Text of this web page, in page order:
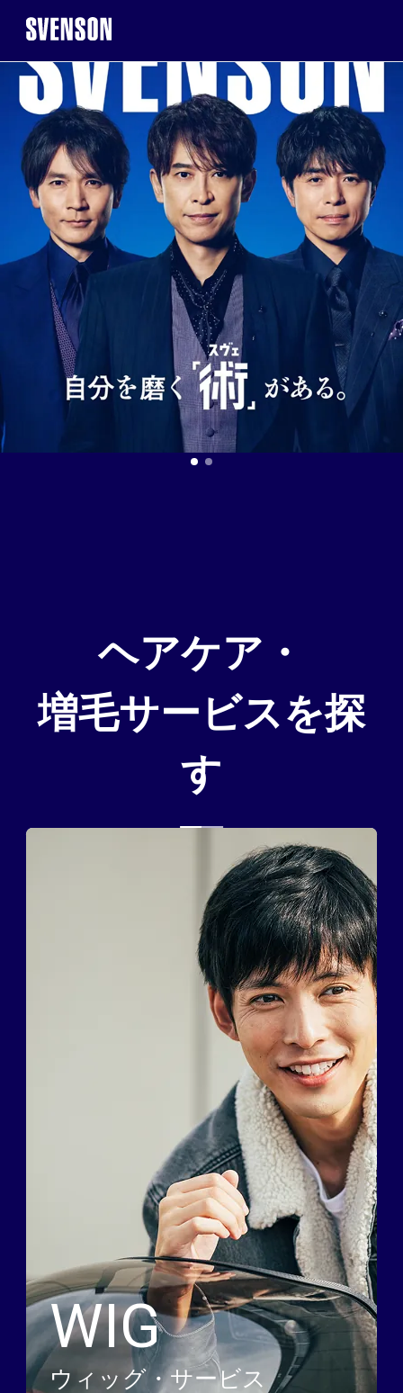
まずは無料相談を。お気軽にご来店くだ
※お電話で髪に関するご相談やご予約も可能です
0120-17-7109
2回目以降のご来店について
製品・サービスから探す
ウィッグ・サービス
エクステ・サービス
カット/ケア/コーティング・サービス
髪の悩みから探す
無料相談・お試し体験
スヴェンソンのこだわり
Q&A 資料請求 WEBカタログ
まずは無料相談を。お気軽にご来店くだ
※お電話で髪に関するご相談やご予約も可能です
0120-17-7109
まずは無料相談を。お気軽にご来店くだ
製品・サービスから探す
ウィッグ・サービス
エクステ・サービス
カット/ケア/コーティング・サービス
髪の悩みから探す
無料相談・お試し体験
スヴェンソンのこだわり
Q&A 資料請求 WEBカタログ
ヘアケア・
増毛サービスを探
す
WIG
ウィッグ・サービス